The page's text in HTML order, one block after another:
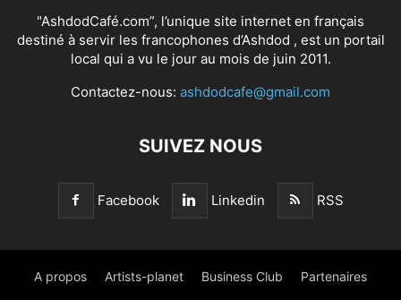
"AshdodCafé.com”, l’unique site internet en français
destiné à servir les francophones d’Ashdod , est un portail
local qui a vu le jour au mois de juin 2011.
Contactez-nous: ashdodcafe@gmail.com
SUIVEZ NOUS
Facebook Linkedin RSS
A propos Artists-planet Business Club Partenaires